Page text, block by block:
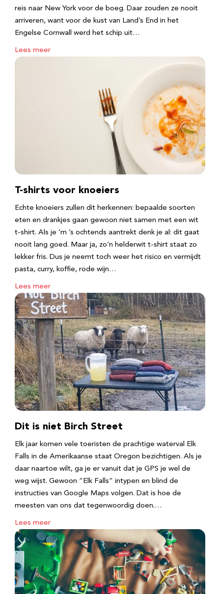
reis naar New York voor de boeg. Daar zouden ze nooit
arriveren, want voor de kust van Land’s End in het
Engelse Cornwall werd het schip uit…
Lees meer
T-shirts voor knoeiers
Echte knoeiers zullen dit herkennen: bepaalde soorten
eten en drankjes gaan gewoon niet samen met een wit
t-shirt. Als je ‘m ’s ochtends aantrekt denk je al: dit gaat
nooit lang goed. Maar ja, zo’n helderwit t-shirt staat zo
lekker fris. Dus je neemt toch weer het risico en vermijdt
pasta, curry, koffie, rode wijn…
Lees meer
Dit is niet Birch Street
Elk jaar komen vele toeristen de prachtige waterval Elk
Falls in de Amerikaanse staat Oregon bezichtigen. Als je
daar naartoe wilt, ga je er vanuit dat je GPS je wel de
weg wijst. Gewoon “Elk Falls” intypen en blind de
instructies van Google Maps volgen. Dat is hoe de
meesten van ons dat tegenwoordig doen.…
Lees meer